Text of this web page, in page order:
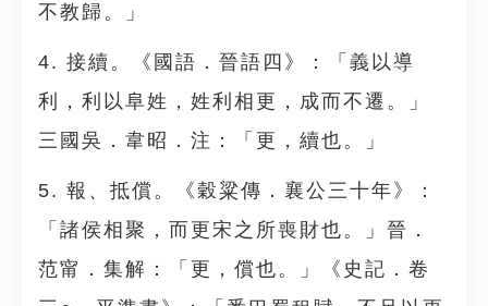
不教歸。」
4. 接續。《國語．晉語四》：「義以導
利，利以阜姓，姓利相更，成而不遷。」
三國吳．韋昭．注：「更，續也。」
5. 報、抵償。《穀粱傳．襄公三十年》：
「諸侯相聚，而更宋之所喪財也。」晉．
范甯．集解：「更，償也。」《史記．卷